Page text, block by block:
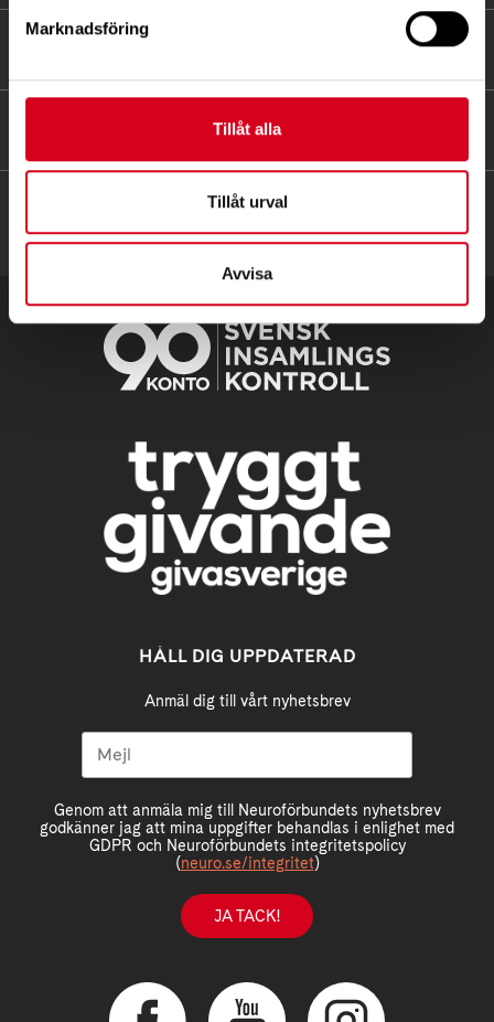
Marknadsföring
Tillåt alla
Tillåt urval
Avvisa
HÅLL DIG UPPDATERAD
Anmäl dig till vårt nyhetsbrev
Genom att anmäla mig till Neuroförbundets nyhetsbrev
godkänner jag att mina uppgifter behandlas i enlighet med
GDPR och Neuroförbundets integritetspolicy
(neuro.se/integritet)
JA TACK!